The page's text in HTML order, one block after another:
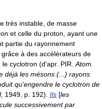
très instable, de masse
et celle du proton, ayant une
partie du rayonnement
à des accélérateurs de
cyclotron (d'apr. PIR. Atom.
déjà les mésons (...) rayons
qu'engendre le cyclotron de
1949, p. 192). Ils [les
successivement par